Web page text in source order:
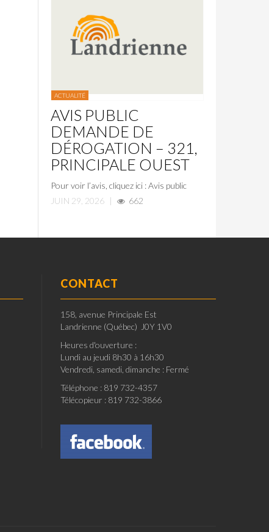
ACTUALITÉ
AVIS PUBLIC
DEMANDE DE
DÉROGATION – 321,
PRINCIPALE OUEST
Pour voir l’avis, cliquez ici : Avis public
JUIN 29, 2026
| 662
CONTACT
158, avenue Principale Est
Landrienne (Québec) J0Y 1V0
Heures d'ouverture :
Lundi au jeudi 8h30 à 16h30
Vendredi, samedi, dimanche : Fermé
Téléphone : 819 732-4357
Télécopieur : 819 732-3866